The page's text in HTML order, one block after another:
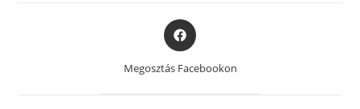
Opens
in
a
Megosztás Facebookon